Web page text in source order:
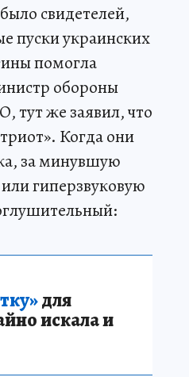
свидетелей,
пуски украинских
помогла
обороны
тут же заявил, что
Когда они
за минувшую
гиперзвуковую
для
искала и